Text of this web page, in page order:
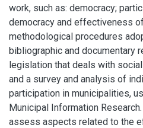
work, such as: democracy;
democracy and effectiveness
methodological procedures
bibliographic and documentary
legislation that deals with
and a survey and analysis of
participation in municipalities,
Municipal Information
assess aspects related to the